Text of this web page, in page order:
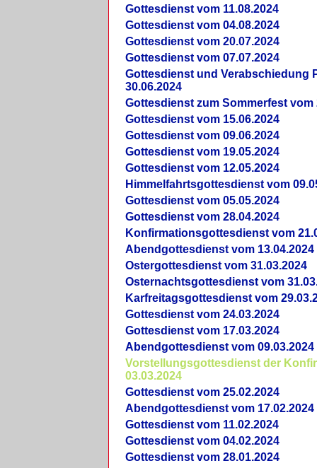
Gottesdienst vom 11.08.2024
Gottesdienst vom 04.08.2024
Gottesdienst vom 20.07.2024
Gottesdienst vom 07.07.2024
Gottesdienst und Verabschiedung
30.06.2024
Gottesdienst zum Sommerfest vom
Gottesdienst vom 15.06.2024
Gottesdienst vom 09.06.2024
Gottesdienst vom 19.05.2024
Gottesdienst vom 12.05.2024
Himmelfahrtsgottesdienst vom
Gottesdienst vom 05.05.2024
Gottesdienst vom 28.04.2024
Konfirmationsgottesdienst vom
Abendgottesdienst vom 13.04.2024
Ostergottesdienst vom 31.03.2024
Osternachtsgottesdienst vom
Karfreitagsgottesdienst vom
Gottesdienst vom 24.03.2024
Gottesdienst vom 17.03.2024
Abendgottesdienst vom 09.03.2024
Vorstellungsgottesdienst der
03.03.2024
Gottesdienst vom 25.02.2024
Abendgottesdienst vom 17.02.2024
Gottesdienst vom 11.02.2024
Gottesdienst vom 04.02.2024
Gottesdienst vom 28.01.2024